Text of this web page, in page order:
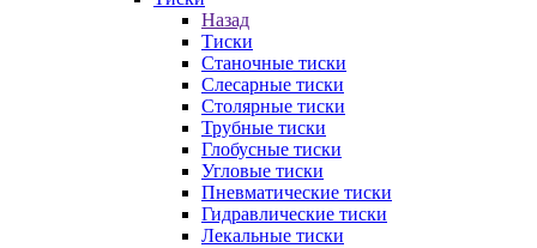
Назад
Тиски
Станочные тиски
Слесарные тиски
Столярные тиски
Трубные тиски
Глобусные тиски
Угловые тиски
Пневматические тиски
Гидравлические тиски
Лекальные тиски